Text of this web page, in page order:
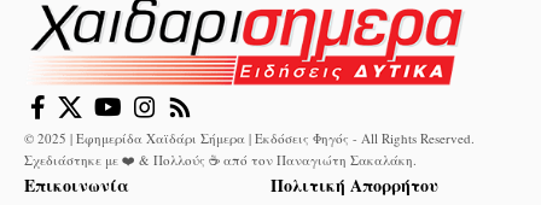
© 2025 | Εφημερίδα Χαϊδάρι Σήμερα | Εκδόσεις Φηγός - All Rights Reserved.
Σχεδιάστηκε με ❤️ & Πολλούς ☕ από τον Παναγιώτη Σακαλάκη
Επικοινωνία
Πολιτική Απορρήτου